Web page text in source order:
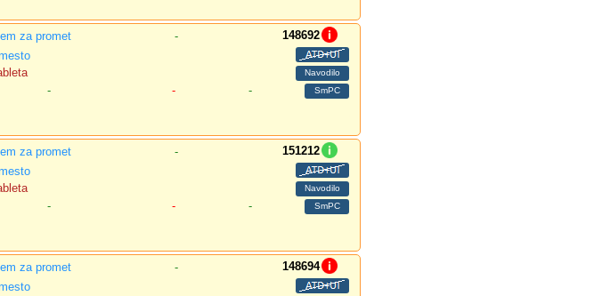
za promet -
148692
- - -
za promet -
151212
- - -
za promet -
148694